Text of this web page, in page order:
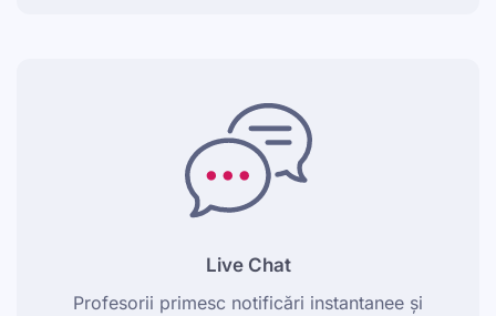
Live Chat
Profesorii primesc notificări instantanee și